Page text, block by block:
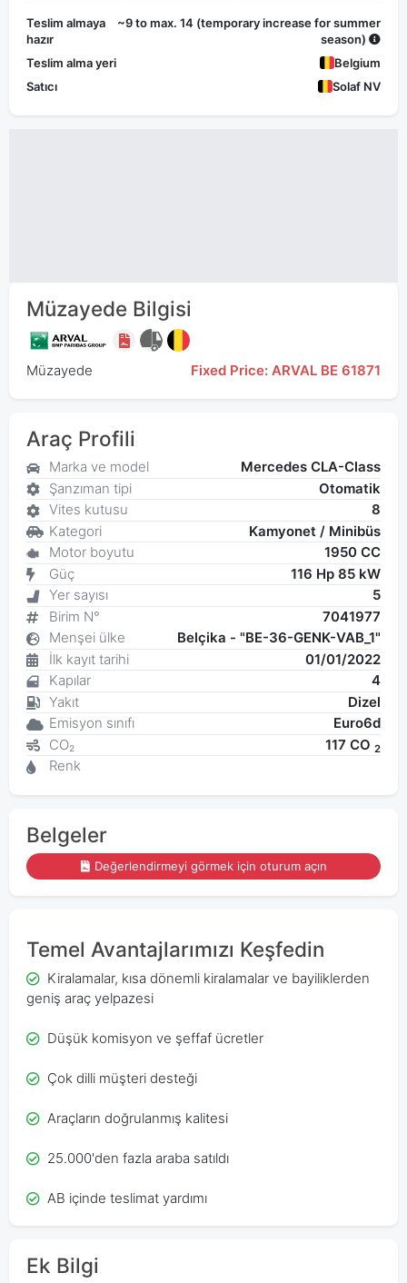
Teslim almaya
hazır
~9 to max. 14 (temporary increase for summer
season)
Teslim alma yeri
Belgium
Satıcı
Solaf NV
Müzayede Bilgisi
Müzayede Fixed Price: ARVAL BE 61871
Araç Profili
Marka ve model
Mercedes CLA-Class
Şanzıman tipi
Otomatik
Vites kutusu
8
Kategori
Kamyonet / Minibüs
Motor boyutu
1950 CC
Güç
116 Hp 85 kW
Yer sayısı
5
Birim N°
7041977
Menşei ülke
Belçika - "BE-36-GENK-VAB_1"
İlk kayıt tarihi
01/01/2022
Kapılar
4
Yakıt
Dizel
Emisyon sınıfı
Euro6d
CO₂
117 CO2
Renk
Belgeler
Değerlendirmeyi görmek için oturum açın
Temel Avantajlarımızı Keşfedin
Kiralamalar, kısa dönemli kiralamalar ve bayiliklerden
geniş araç yelpazesi
Düşük komisyon ve şeffaf ücretler
Çok dilli müşteri desteği
Araçların doğrulanmış kalitesi
25.000'den fazla araba satıldı
AB içinde teslimat yardımı
Ek Bilgi